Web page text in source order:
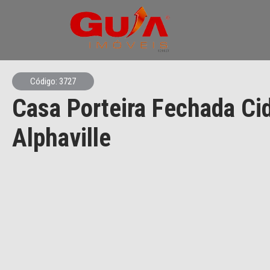
Código: 3727
Casa Porteira Fechada
Alphaville